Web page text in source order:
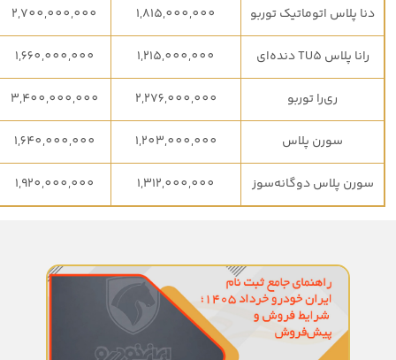
دنا پلاس اتوماتیک توربو 1,815,000,000
2,700,000,000
رانا پلاس TU5 دنده‌ای 1,215,000,000
1,660,000,000
ری‌را توربو 2,276,000,000
3,400,000,000
سورن پلاس 1,203,000,000
1,640,000,000
سورن پلاس دوگانه‌سوز 1,312,000,000
1,920,000,000